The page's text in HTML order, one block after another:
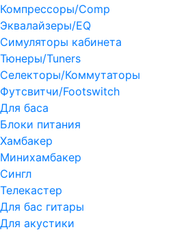
Компрессоры/Comp
Эквалайзеры/EQ
Симуляторы кабинета
Тюнеры/Tuners
Селекторы/Коммутаторы
Футсвитчи/Footswitch
Для баса
Блоки питания
Хамбакер
Минихамбакер
Сингл
Телекастер
Для бас гитары
Для акустики